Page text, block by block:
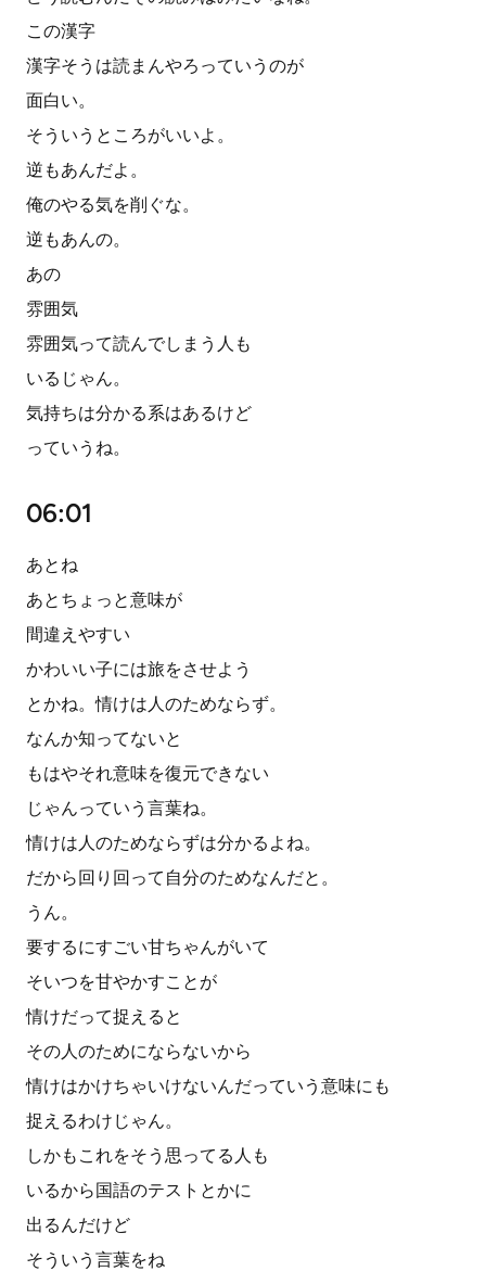
この漢字
漢字そうは読まんやろっていうのが
面白い。
そういうところがいいよ。
逆もあんだよ。
俺のやる気を削ぐな。
逆もあんの。
あの
雰囲気
雰囲気って読んでしまう人も
いるじゃん。
気持ちは分かる系はあるけど
っていうね。
06:01
あとね
あとちょっと意味が
間違えやすい
かわいい子には旅をさせよう
とかね。情けは人のためならず。
なんか知ってないと
もはやそれ意味を復元できない
じゃんっていう言葉ね。
情けは人のためならずは分かるよね。
だから回り回って自分のためなんだと。
うん。
要するにすごい甘ちゃんがいて
そいつを甘やかすことが
情けだって捉えると
その人のためにならないから
情けはかけちゃいけないんだっていう意味にも
捉えるわけじゃん。
しかもこれをそう思ってる人も
いるから国語のテストとかに
出るんだけど
そういう言葉をね